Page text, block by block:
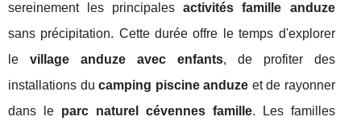
sereinement les principalesactivités famille anduze
sans précipitation. Cette durée offre le temps d'explorer
le village anduze avec enfants, de profiter des
installations ducamping piscine anduze et de rayonner
dans le parc naturel cévennes famille. Les familles